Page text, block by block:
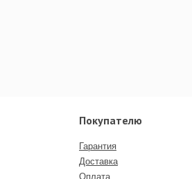
Покупателю
Гарантия
Доставка
Оплата